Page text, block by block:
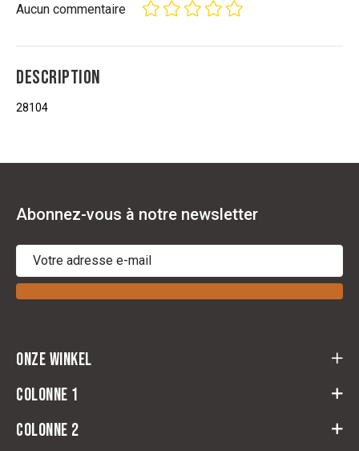
Aucun commentaire
DESCRIPTION
28104
Abonnez-vous à notre newsletter
Onze winkel
Cloots Ruitersport
2830 Willebroek
Route
Colonne 1
retour
Colonne 2